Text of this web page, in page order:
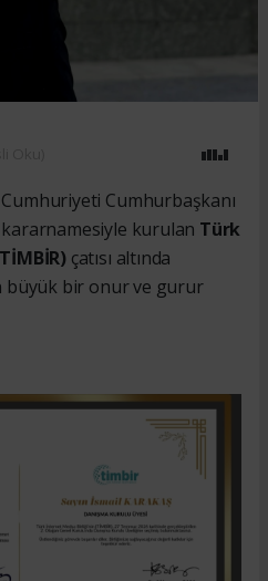
Cumhurbaşkanı
kararnamesiyle kurulan Türk
çatısı altında
büyük bir onur ve gurur